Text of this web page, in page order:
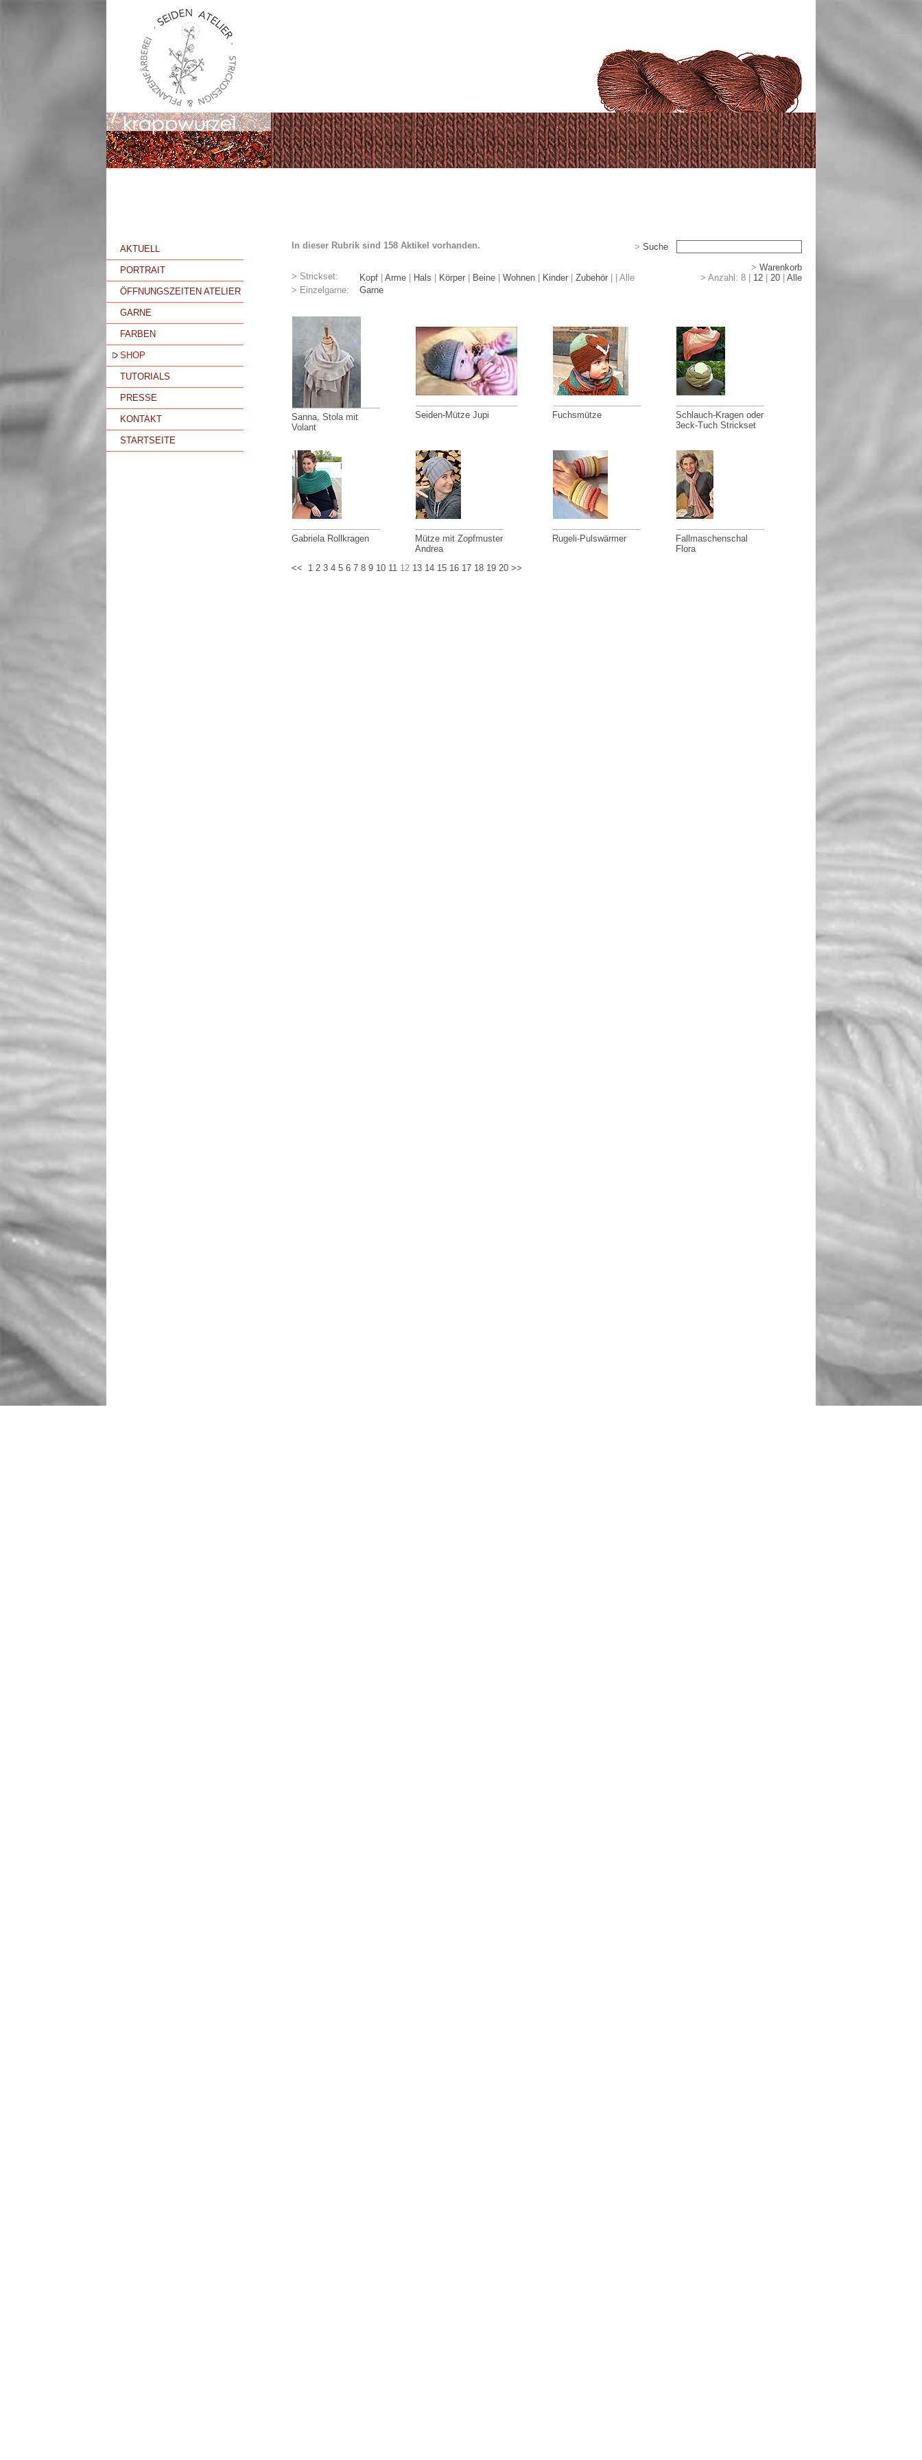
AKTUELL
PORTRAIT
ÖFFNUNGSZEITEN ATELIER
GARNE
FARBEN
SHOP
TUTORIALS
PRESSE
KONTAKT
STARTSEITE
In dieser Rubrik sind 158 Aktikel vorhanden.
> Strickset: Kopf Arme Hals Körper Beine Wohnen Kinder Zubehör
Alle
> Einzelgarne:
Garne
> Suche
> Warenkorb
> Anzahl: 8 12 20 Alle
Sanna, Stola mit
Volant
Seiden-Mütze Jupi Fuchsmütze
Schlauch-Kragen oder
3eck-Tuch Strickset
Gabriela Rollkragen
Mütze mit Zopfmuster
Andrea
Rugeli-Pulswärmer
Fallmaschenschal
Flora
<<
1 2 3 4 5 6 7 8 9 10 11 12 13 14 15 16 17 18 19 20 >>